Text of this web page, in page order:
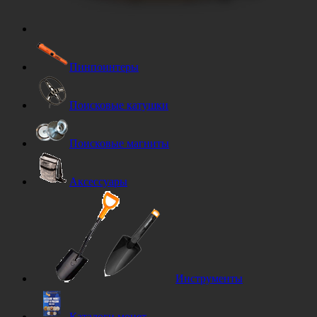
Пинпоинтеры
Поисковые катушки
Поисковые магниты
Аксессуары
Инструменты